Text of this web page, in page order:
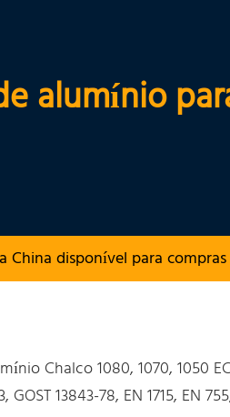
alumínio
China disponível para
Chalco 1080, 1070, 1050
GOST 13843-78, EN 1715, EN